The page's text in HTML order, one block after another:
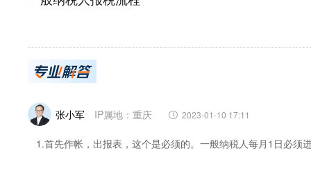
张小军 IP属地：重庆 2023-01-10 17:11
1.首先作帐，出报表，这个是必须的。一般纳税人每月1日必须